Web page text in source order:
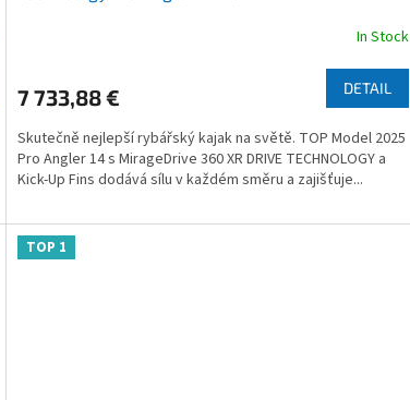
rating
3,5
out
of
stars.
In Stock
7 733,88 € DETAIL
Skutečně nejlepší rybářský kajak na světě. TOP Model 2025
Pro Angler 14 s MirageDrive 360 XR DRIVE TECHNOLOGY a
Kick-Up Fins dodává sílu v každém směru a zajišťuje...
TOP 1